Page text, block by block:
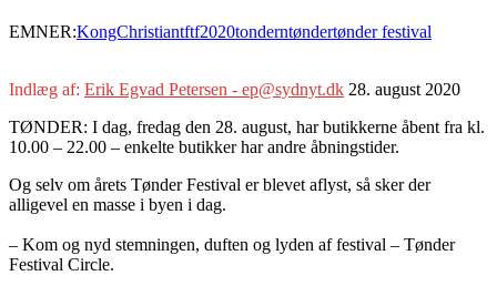
EMNER:KongChristiantftf2020tonderntøndertønder festival
Indlæg af: Erik Egvad Petersen - ep@sydnyt.dk 28. august 2020
TØNDER: I dag, fredag den 28. august, har butikkerne åbent fra kl.
10.00 – 22.00 – enkelte butikker har andre åbningstider.
Og selv om årets Tønder Festival er blevet aflyst, så sker der
alligevel en masse i byen i dag.
– Kom og nyd stemningen, duften og lyden af festival – Tønder
Festival Circle.